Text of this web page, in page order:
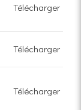
Télécharger
Télécharger
Télécharger